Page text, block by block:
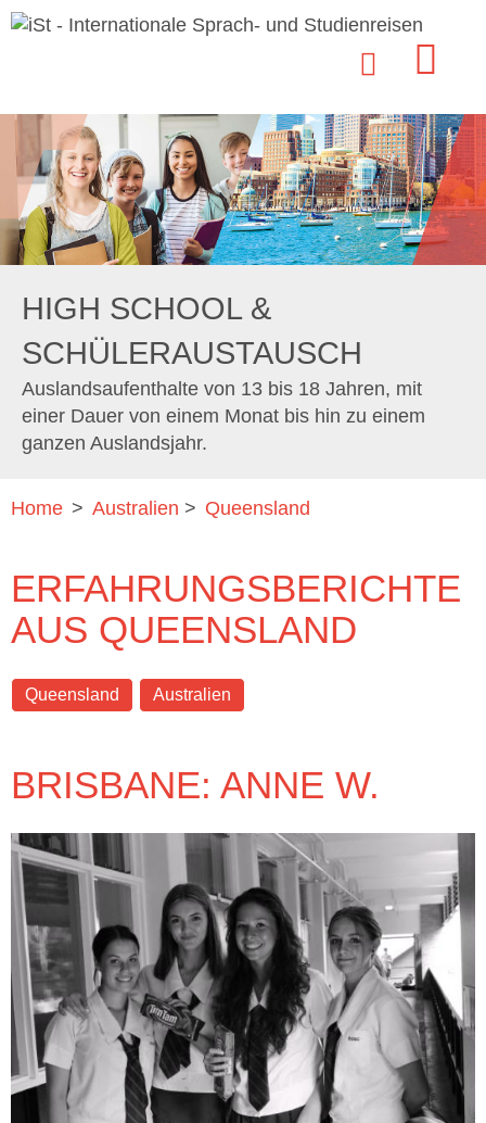
HIGH SCHOOL &
SCHÜLERAUSTAUSCH
Auslandsaufenthalte von 13 bis 18 Jahren, mit
einer Dauer von einem Monat bis hin zu einem
ganzen Auslandsjahr.
Home > Australien > Queensland
ERFAHRUNGSBERICHTE
AUS QUEENSLAND
Queensland Australien
BRISBANE: ANNE W.